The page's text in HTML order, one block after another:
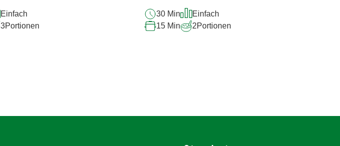
Einfach
3Portionen
30 Min
Einfach
15 Min
2Portionen